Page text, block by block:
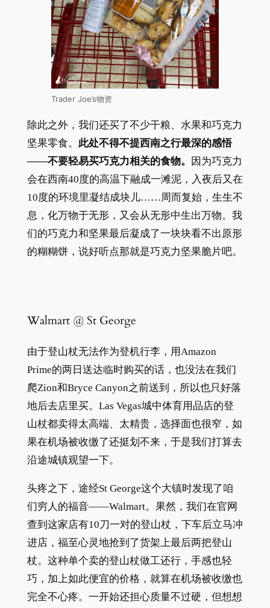
Trader Joe’s物资
除此之外，我们还买了不少干粮、水果和巧克力
坚果零食。 此处不得不提西南之行最深的感悟
——不要轻易买巧克力相关的食物。
因为巧克力
会在西南40度的高温下融成一滩泥，入夜后又在
10度的环境里凝结成块儿……周而复始，生生不
息，化万物于无形，又会从无形中生出万物。我
们的巧克力和坚果最后凝成了一块块看不出原形
的糊糊饼，说好听点那就是巧克力坚果脆片吧。
Walmart @ St George
由于登山杖无法作为登机行李，用Amazon
Prime的两日送达临时购买的话，也没法在我们
爬Zion和Bryce Canyon之前送到，所以也只好落
地后去店里买。Las Vegas城中体育用品店的登
山杖都卖得太高端、太精贵，选择面也很窄，如
果在机场被收缴了还挺划不来，于是我们打算去
沿途城镇观望一下。
头疼之下，途经St George这个大镇时发现了咱
们穷人的福音——Walmart。果然，我们在官网
查到这家店有10刀一对的登山杖，下车后立马冲
进店，福至心灵地抢到了货架上最后两把登山
杖。这种单个卖的登山杖做工还行，手感也轻
巧，加上如此便宜的价格，就算在机场被收缴也
完全不心疼。一开始还担心质量不过硬，但想想